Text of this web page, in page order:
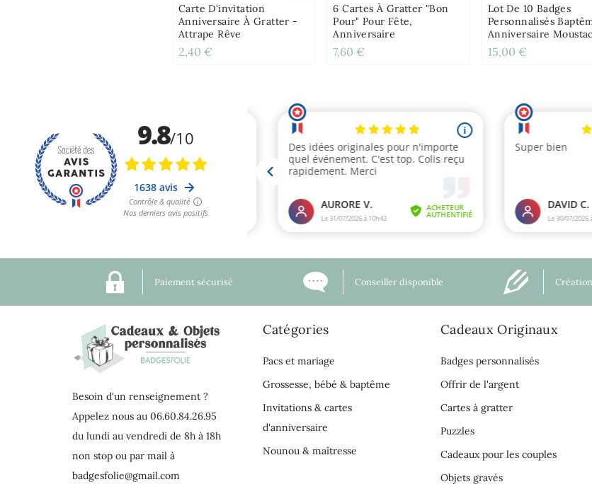
Carte D'invitation
Anniversaire À Gratter -
Attrape Rêve
2,40 €
6 Cartes À Gratter "Bon
Pour" Pour Fête,
Anniversaire
7,60 €
Lot De 10 Badges
Personnalisés
Anniversaire
15,00 €
Paiement sécurisé Conseiller disponible
Besoin d'un renseignement ?
Appelez nous au 06.60.84.26.95
du lundi au vendredi de 8h à 18h
non stop ou par mail à
badgesfolie@gmail.com
Catégories
Pacs et mariage
Grossesse, bébé & baptême
Invitations & cartes
d'anniversaire
Nounou & maîtresse
Cadeaux Originaux
Badges personnalisés
Offrir de l'argent
Cartes à gratter
Puzzles
Cadeaux pour les couples
Objets gravés